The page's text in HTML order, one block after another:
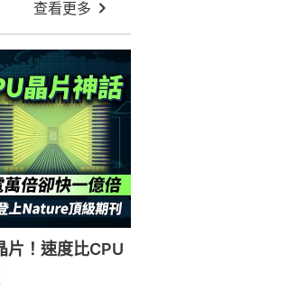
查看更多
片！速度比CPU